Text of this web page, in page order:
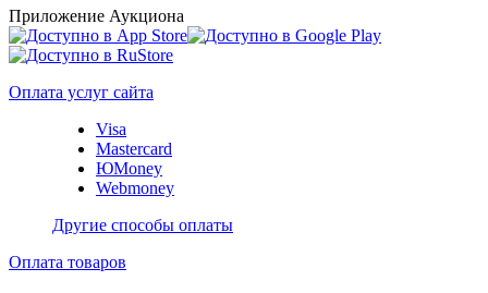
Приложение Аукциона
Оплата услуг сайта
Visa
Mastercard
ЮMoney
Webmoney
Другие способы оплаты
Оплата товаров